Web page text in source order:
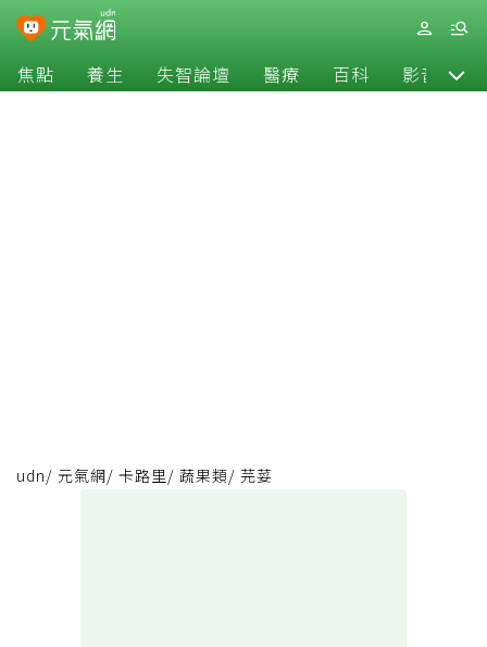
焦點 養生 失智論壇 醫療 百科 影音
udn/ 元氣網/ 卡路里/ 蔬果類/ 芫荽